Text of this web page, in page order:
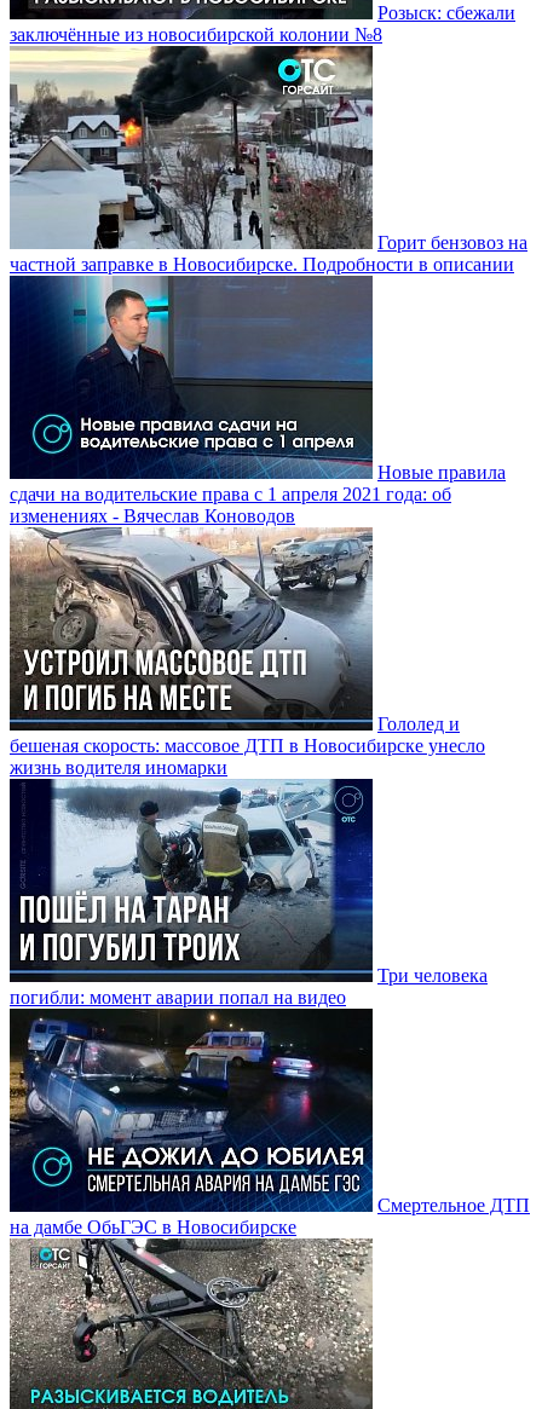
Розыск: сбежали
заключённые из новосибирской колонии №8
Горит бензовоз на
частной заправке в Новосибирске. Подробности в описании
Новые правила
сдачи на водительские права с 1 апреля 2021 года: об
изменениях - Вячеслав Коноводов
Гололед и
бешеная скорость: массовое ДТП в Новосибирске унесло
жизнь водителя иномарки
Три человека
погибли: момент аварии попал на видео
Смертельное ДТП
на дамбе ОбьГЭС в Новосибирске